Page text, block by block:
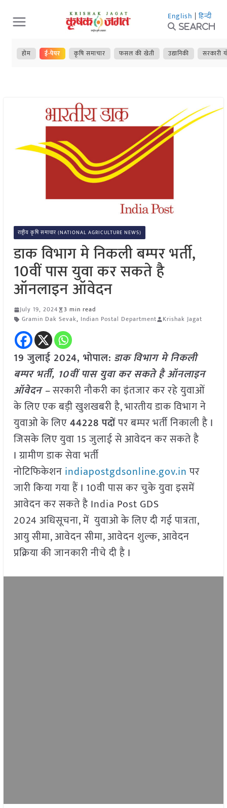
Skip
to
content
English | हिन्दी
Search
होम ई-पेपर कृषि समाचार फसल की खेती उद्यानिकी सरकारी
राष्ट्रीय कृषि समाचार (NATIONAL AGRICULTURE NEWS)
डाक विभाग मे निकली बम्पर भर्ती,
10वीं पास युवा कर सकते है
ऑनलाइन ऑवेदन
July 19, 2024
3 min read
Gramin Dak Sevak, Indian Postal Department Krishak Jagat
19 जुलाई 2024, भोपाल: डाक विभाग मे निकली
बम्पर भर्ती, 10वीं पास युवा कर सकते है ऑनलाइन
ऑवेदन –सरकारी नौकरी का इंतजार कर रहे युवाओं
के लिए एक बड़ी खुशखबरी है, भारतीय डाक विभाग ने
युवाओ के लिए44228 पदोंपर बम्पर भर्ती निकाली है I
जिसके लिए युवा 15 जुलाई से आवेदन कर सकते है
I ग्रामीण डाक सेवा भर्ती
नोटिफिकेशन indiapostgdsonline.gov.inपर
जारी किया गया हैं I 10वी पास कर चुके युवा इसमें
आवेदन कर सकते है India Post GDS
2024 अधिसूचना, में युवाओ के लिए दी गई पात्रता,
आयु सीमा, आवेदन सीमा, आवेदन शुल्क, आवेदन
प्रक्रिया की जानकारी नीचे दी है I